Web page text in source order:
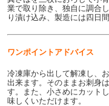
業で取り除き、独自に調合
り漬け込み、製造には四日
ワンポイントアドバイス
冷凍庫から出して解凍し、
出来ます。そのままお刺身
す。また、小さめにカット
味しくいただけます。